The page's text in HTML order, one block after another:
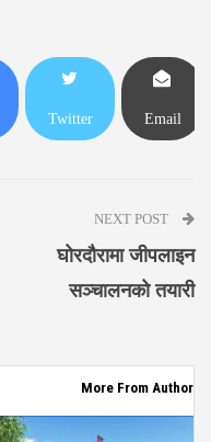
Twitter Email
NEXT POST
घोरदौरामा जीपलाइन
सञ्चालनको तयारी
More From Author